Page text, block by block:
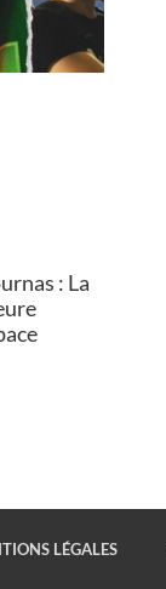
: La
LÉGALES